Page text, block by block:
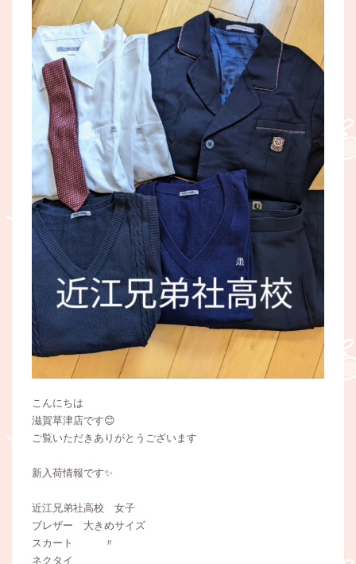
こんにちは
滋賀草津店です😊
ご覧いただきありがとうございます
新入荷情報です✨
近江兄弟社高校 女子
ブレザー 大きめサイズ
スカート 〃
ネクタイ